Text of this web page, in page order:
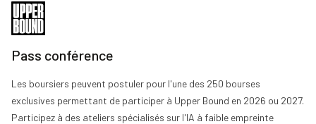
Pass conférence
Les boursiers peuvent postuler pour l'une des 250 bourses
exclusives permettant de participer à Upper Bound en 2026 ou 2027.
Participez à des ateliers spécialisés sur l'IA à faible empreinte